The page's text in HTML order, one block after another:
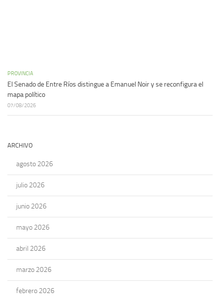
PROVINCIA
El Senado de Entre Ríos distingue a Emanuel Noir y se reconfigura el
mapa político
07/08/2026
ARCHIVO
agosto 2026
julio 2026
junio 2026
mayo 2026
abril 2026
marzo 2026
febrero 2026